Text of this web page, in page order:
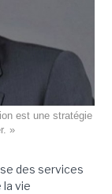
est une stratégie
»
des services
la vie